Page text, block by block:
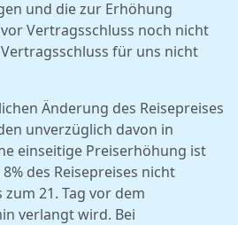
und die zur Erhöhung
Vertragsschluss noch nicht
für uns nicht
Änderung des Reisepreises
unverzüglich davon in
einseitige Preiserhöhung ist
des Reisepreises nicht
21. Tag vor dem
verlangt wird. Bei